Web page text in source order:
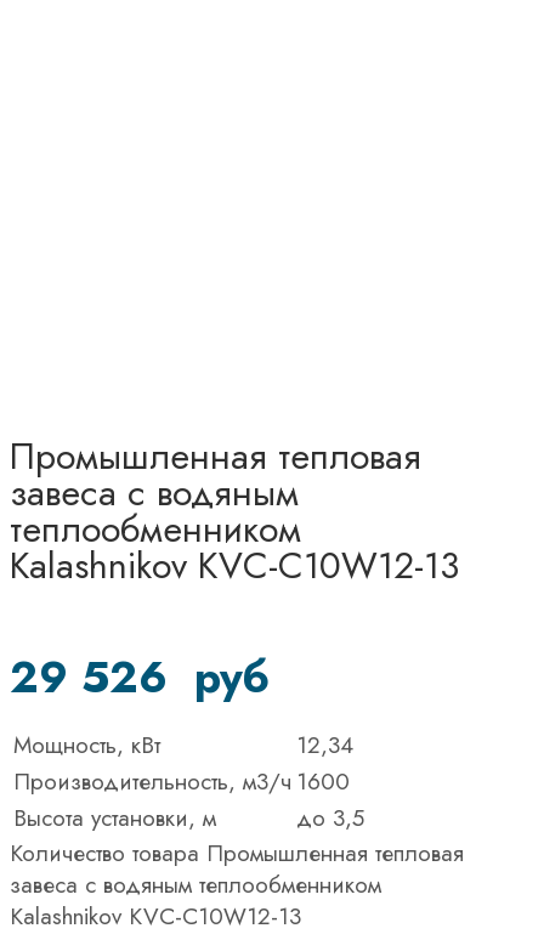
Промышленная тепловая
завеса с водяным
теплообменником
Kalashnikov KVС-C10W12-13
29 526 руб
Мощность, кВт
12,34
Производительность, м3/ч 1600
Высота установки, м
до 3,5
Количество товара Промышленная тепловая
завеса с водяным теплообменником
Kalashnikov KVС-C10W12-13